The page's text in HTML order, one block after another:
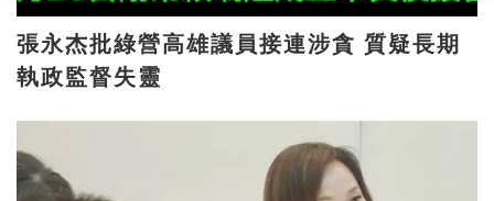
張永杰批綠營高雄議員接連涉貪 質疑長期
執政監督失靈